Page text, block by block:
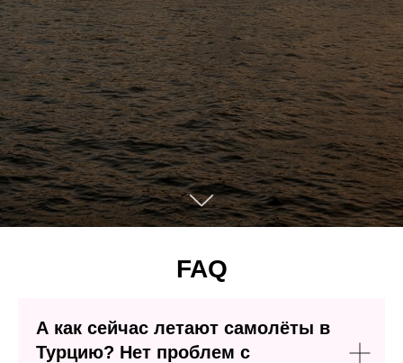
FAQ
А как сейчас летают самолёты в
Турцию? Нет проблем с